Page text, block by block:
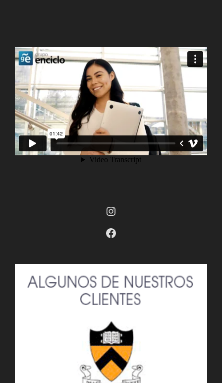
Instagram
Facebook